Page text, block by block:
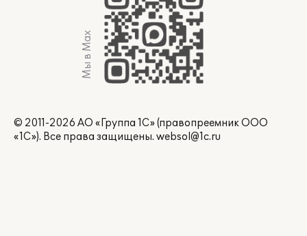
Мы в Max
© 2011-2026 АО «Группа 1С» (правопреемник ООО
«1С»). Все права защищены. websol@1c.ru